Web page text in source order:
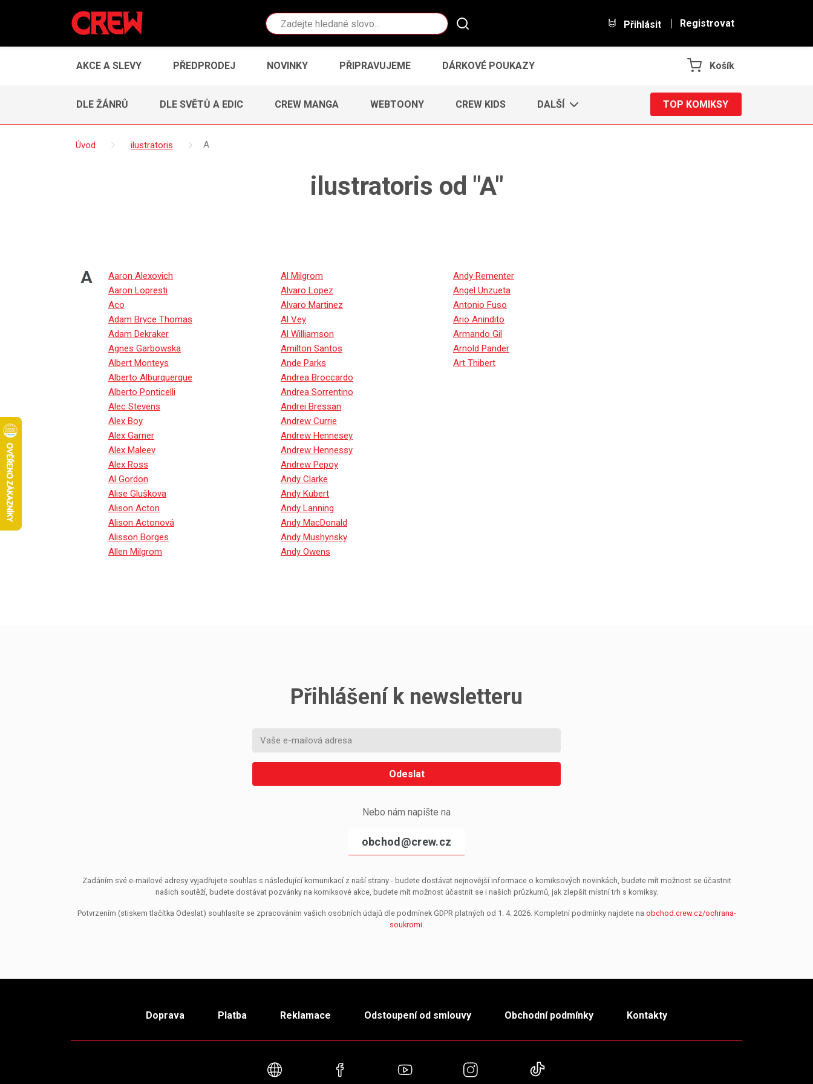
Vyhledávání Přihlásit Registrovat
AKCE A SLEVY PŘEDPRODEJ NOVINKY PŘIPRAVUJEME DÁRKOVÉ POUKAZY Košík
DLE ŽÁNRŮ DLE SVĚTŮ A EDIC CREW MANGA WEBTOONY CREW KIDS DALŠÍ TOP KOMIKSY
Úvod ilustratoris A
ilustratoris od "A"
A
Aaron Alexovich
Aaron Lopresti
Aco
Adam Bryce Thomas
Adam Dekraker
Agnes Garbowska
Albert Monteys
Alberto Alburquerque
Alberto Ponticelli
Alec Stevens
Alex Boy
Alex Garner
Alex Maleev
Alex Ross
Al Gordon
Alise Gluškova
Alison Acton
Alison Actonová
Alisson Borges
Allen Milgrom
Al Milgrom
Alvaro Lopez
Alvaro Martinez
Al Vey
Al Williamson
Amilton Santos
Ande Parks
Andrea Broccardo
Andrea Sorrentino
Andrei Bressan
Andrew Currie
Andrew Hennesey
Andrew Hennessy
Andrew Pepoy
Andy Clarke
Andy Kubert
Andy Lanning
Andy MacDonald
Andy Mushynsky
Andy Owens
Andy Rementer
Angel Unzueta
Antonio Fuso
Ario Anindito
Armando Gil
Arnold Pander
Art Thibert
Přihlášení k newsletteru
Odeslat
Nebo nám napište na
obchod@crew.cz
Zadáním své e-mailové adresy vyjadřujete souhlas s následující komunikací z naší strany - budete dostávat nejnovější informace o komiksových novinkách, budete mít možnost se účastnit
našich soutěží, budete dostávat pozvánky na komiksové akce, budete mít možnost účastnit se i našich průzkumů, jak zlepšit místní trh s komiksy.
Potvrzením (stiskem tlačítka Odeslat) souhlasíte se zpracováním vašich osobních údajů dle podmínek GDPR platných od 1. 4. 2026. Kompletní podmínky najdete na obchod.crew.cz/ochrana-
soukromi.
Doprava Platba Reklamace Odstoupení od smlouvy Obchodní podmínky Kontakty
Webové stránkyFacebookYouTube Instagram